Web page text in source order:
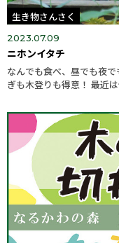
ニホンイタチ
なんでも食べ、昼でも夜
ぎも木登りも得意！ 最近
です...
2023.07.09
生き物さんさく